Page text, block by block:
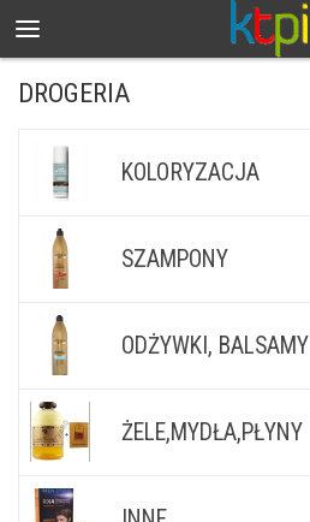
DROGERIA
KOLORYZACJA
SZAMPONY
ODŻYWKI, BALSAMY
ŻELE,MYDŁA,PŁYNY